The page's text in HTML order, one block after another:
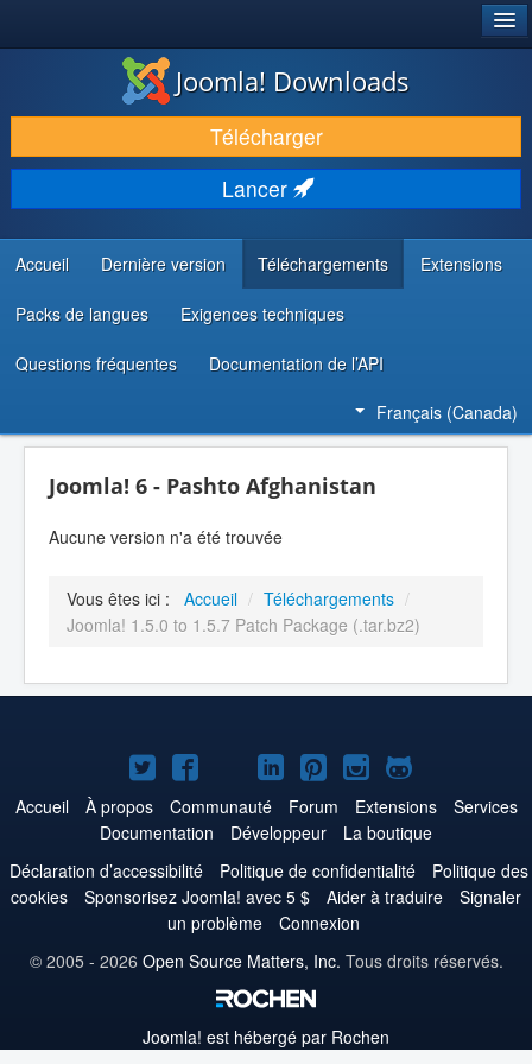
TÉLÉCHARGER & ENRICHIR
DÉCOUVRIR & APPRENDRE
COMMUNAUTÉ & SUPPORT
RESSOURCES DÉVELOPPEURS
Joomla! Downloads
Télécharger
Lancer
Accueil Dernière version Téléchargements Extensions
Packs de langues Exigences techniques
Questions fréquentes Documentation de l’API
Français (Canada)
Joomla! 6 - Pashto Afghanistan
Aucune version n'a été trouvée
Vous êtes ici : Accueil / Téléchargements /
Joomla! 1.5.0 to 1.5.7 Patch Package (.tar.bz2)
Joomla!
sur
Twitter
Joomla!
sur
Facebook
Joomla!
sur
YouTube
Joomla!
sur
LinkedIn
Joomla!
sur
Pinterest
Joomla!
sur
Instagram
Joomla!
sur
GitHub
Accueil À propos Communauté Forum Extensions
Services
Documentation
Développeur
La boutique
Déclaration d’accessibilité
Politique de confidentialité
Politique des
cookies
Sponsorisez Joomla! avec 5 $ Aider à traduire
Signaler
un problème
Connexion
© 2005 - 2026 Open Source Matters, Inc. Tous droits réservés.
Joomla! est hébergé par Rochen